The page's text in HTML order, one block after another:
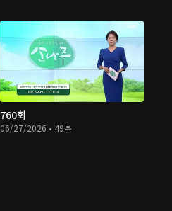
760회
06/27/2026 • 49분